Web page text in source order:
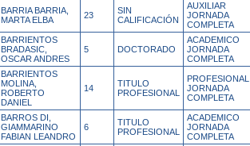
BARRIA BARRIA,
MARTA ELBA
23
SIN
CALIFICACIÓN
AUXILIAR
JORNADA
COMPLETA
BARRIENTOS
BRADASIC,
OSCAR ANDRES
5 DOCTORADO
ACADEMICO
JORNADA
COMPLETA
BARRIENTOS
MOLINA,
ROBERTO
DANIEL
14
TITULO
PROFESIONAL
PROFESIONAL
JORNADA
COMPLETA
BARROS DI,
GIAMMARINO
FABIAN LEANDRO
6
TITULO
PROFESIONAL
ACADEMICO
JORNADA
COMPLETA